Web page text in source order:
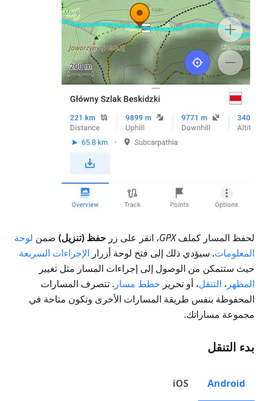
لحفظ المسار كملفGPX، انقر على زر حفظ (تنزيل) ضمن لوحة
المعلومات. سيؤدي ذلك إلى فتح لوحة أزرار الإجراءات السريعة
حيث ستتمكن من الوصول إلى إجراءات المسار مثل تغيير
المظهر ، التنقل، أو تحرير خطط مسار . تتصرف المسارات
المحفوظة بنفس طريقة المسارات الأخرى وتكون متاحة في
مجموعة مساراتك.
بدء التنقل
Android
iOS